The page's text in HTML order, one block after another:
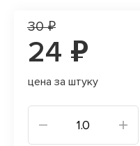
30 ₽
24 ₽
цена за штуку